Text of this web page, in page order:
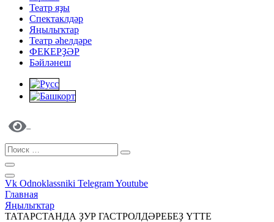
Театр яҙы
Спектаклдәр
Яңылыҡтар
Театр әһелдәре
ФЕКЕРҘӘР
Бәйләнеш
Vk Odnoklassniki TelegramYoutube
Главная
Яңылыҡтар
ТАТАРСТАНДА ҘУР ГАСТРОЛДӘРЕБЕҘ ҮТТЕ